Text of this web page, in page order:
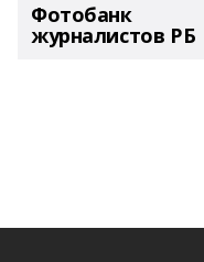
Фотобанк
журналистов РБ